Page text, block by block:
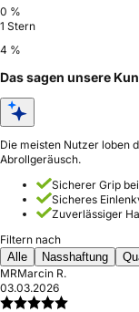
0 %
1 Stern
4 %
Das sagen unsere
Die meisten Nutzer loben
Abrollgeräusch.
Sicherer Grip
Sicheres
Zuverlässiger
Filtern nach
Alle
Nasshaftung
MRMarcin R.
03.03.2026